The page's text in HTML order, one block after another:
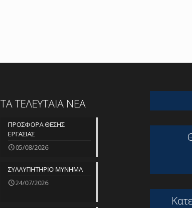
ΤΑ ΤΕΛΕΥΤΑΙΑ ΝΕΑ
ΠΡΟΣΦΟΡΑ ΘΕΣΗΣ
ΕΡΓΑΣΙΑΣ
05/08/2026
ΣΥΛΛΥΠΗΤΗΡΙΟ ΜΥΝΗΜΑ
24/07/2026